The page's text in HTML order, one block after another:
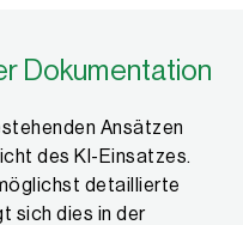
Dokumentation
Ansätzen
des KI-Einsatzes.
detaillierte
sich dies in der